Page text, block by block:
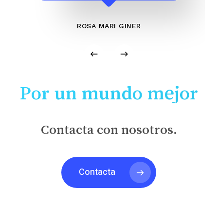
ROSA MARI GINER
Por un mundo mejor
Contacta con nosotros.
Contacta